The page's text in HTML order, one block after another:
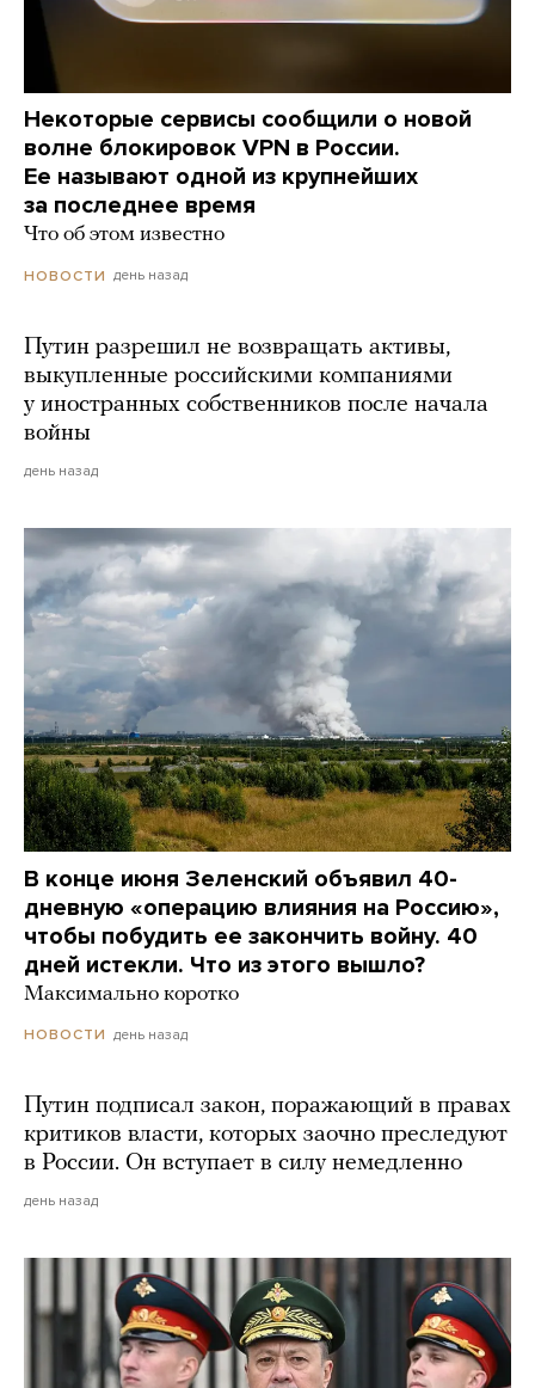
Некоторые сервисы сообщили о новой
волне блокировок VPN в России.
Ее называют одной из крупнейших
за последнее время
Что об этом известно
НОВОСТИ день назад
Путин разрешил не возвращать активы,
выкупленные российскими компаниями
у иностранных собственников после начала
войны
день назад
В конце июня Зеленский объявил 40-
дневную «операцию влияния на Россию»,
чтобы побудить ее закончить войну. 40
дней истекли. Что из этого вышло?
Максимально коротко
НОВОСТИ день назад
Путин подписал закон, поражающий в правах
критиков власти, которых заочно преследуют
в России. Он вступает в силу немедленно
день назад